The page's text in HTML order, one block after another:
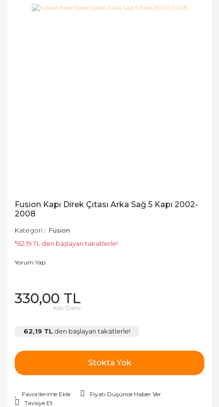
Fusion Kapı Direk Çıtası Arka Sağ 5 Kapı 2002-
2008
Kategori
Fusion
*62,19 TL den başlayan taksitlerle!
Yorum Yap
330,00 TL
Kdv Dahil
62,19 TL den başlayan taksitlerle!
Stokta Yok
Fiyatı Düşünce Haber Ver
Tavsiye Et